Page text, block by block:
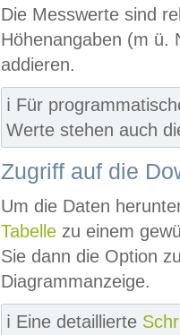
Die Messwerte sind
Höhenangaben (m ü.
addieren.
ℹ️ Für
Werte stehen auch
Zugriff auf die
Um die Daten
Tabelle zu einem
Sie dann die Option
Diagrammanzeige.
ℹ️ Eine detaillierte